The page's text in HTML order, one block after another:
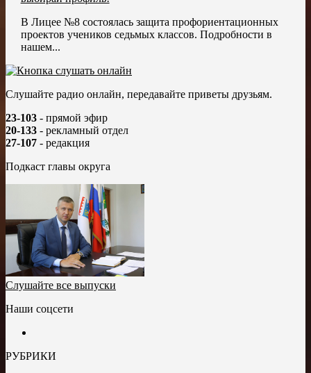
В Лицее №8 состоялась защита профориентационных
проектов учеников седьмых классов. Подробности в
нашем...
Слушайте радио онлайн, передавайте приветы друзьям.
23-103 - прямой эфир
20-133 - рекламный отдел
27-107 - редакция
Подкаст главы округа
Слушайте все выпуски
Наши соцсети
РУБРИКИ